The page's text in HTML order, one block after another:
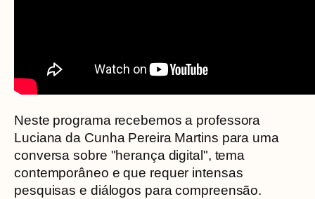
Neste programa recebemos a professora
Luciana da Cunha Pereira Martins para uma
conversa sobre "herança digital", tema
contemporâneo e que requer intensas
pesquisas e diálogos para compreensão.